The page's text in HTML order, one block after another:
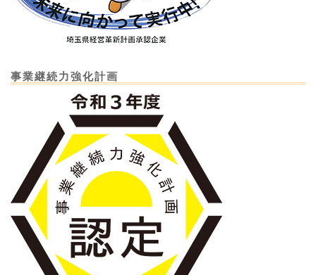
事業継続力強化計画